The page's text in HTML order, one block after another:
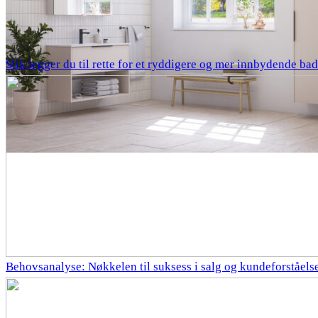
Slik legger du til rette for et ryddigere og mer innbydende bad
Behovsanalyse: Nøkkelen til suksess i salg og